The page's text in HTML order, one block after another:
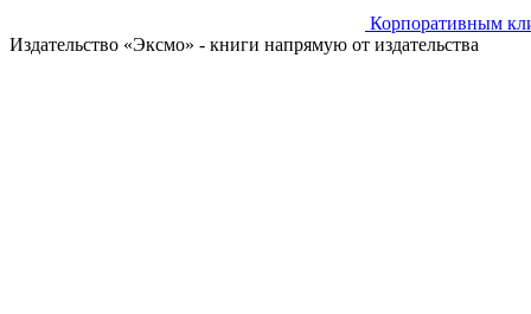
Корпоративным
Издательство «Эксмо» - книги напрямую от издательства